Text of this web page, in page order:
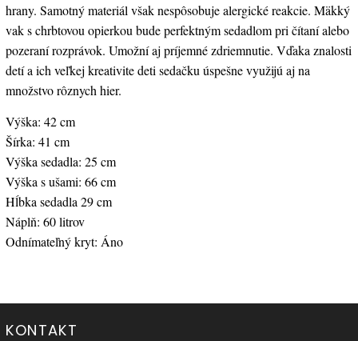
hrany. Samotný materiál však nespôsobuje alergické reakcie. Mäkký
vak s chrbtovou opierkou bude perfektným sedadlom pri čítaní alebo
pozeraní rozprávok. Umožní aj príjemné zdriemnutie. Vďaka znalosti
detí a ich veľkej kreativite deti sedačku úspešne využijú aj na
množstvo rôznych hier.
Výška: 42 cm
Šírka: 41 cm
Výška sedadla: 25 cm
Výška s ušami: 66 cm
Hĺbka sedadla 29 cm
Náplň: 60 litrov
Odnímateľný kryt: Áno
KONTAKT